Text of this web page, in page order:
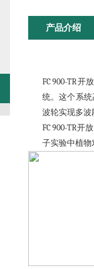
产品介绍
FC 900-TR开
统。这个系
波轮实现多波
FC 900-TR开
子实验中植